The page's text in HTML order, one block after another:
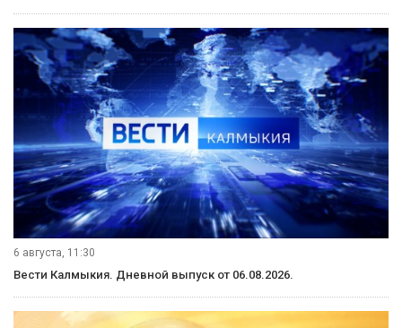
6 августа, 11:30
Вести Калмыкия. Дневной выпуск от 06.08.2026.